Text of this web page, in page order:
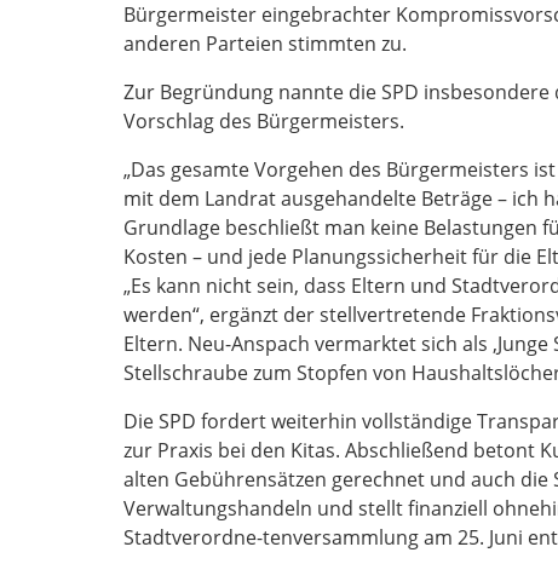
Bürgermeister eingebrachter
anderen Parteien stimmten zu.
Zur Begründung nannte die SPD
Vorschlag des Bürgermeisters.
„Das gesamte Vorgehen des Bürgermeisters
mit dem Landrat ausgehandelte Beträge – ich
Grundlage beschließt man keine Belastungen
Kosten – und jede Planungssicherheit für die
„Es kann nicht sein, dass Eltern und
werden“, ergänzt der stellvertretende
Eltern. Neu-Anspach vermarktet sich als
Stellschraube zum Stopfen von
Die SPD fordert weiterhin vollständige
zur Praxis bei den Kitas. Abschließend betont
alten Gebührensätzen gerechnet und auch
Verwaltungshandeln und stellt finanziell
Stadtverordne-tenversammlung am 25. Juni